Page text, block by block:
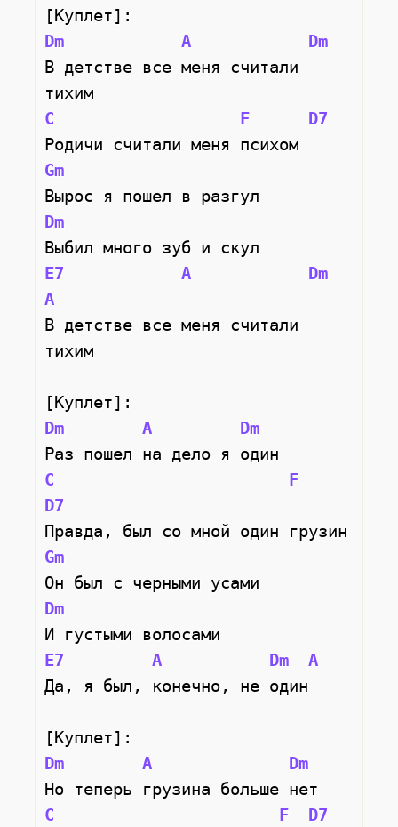
[Куплет]:
Dm
A
Dm
В детстве все меня считали
тихим
C
F
D7
Родичи считали меня психом
Gm
Вырос я пошел в разгул
Dm
Выбил много зуб и скул
E7
A
Dm
A
В детстве все меня считали
тихим
[Куплет]:
Dm
A
Dm
Раз пошел на дело я один
C
F
D7
Правда, был со мной один грузин
Gm
Он был с черными усами
Dm
И густыми волосами
E7
A Dm
A
Да, я был, конечно, не один
[Куплет]:
Dm
A
Dm
Но теперь грузина больше нет
C
F
D7